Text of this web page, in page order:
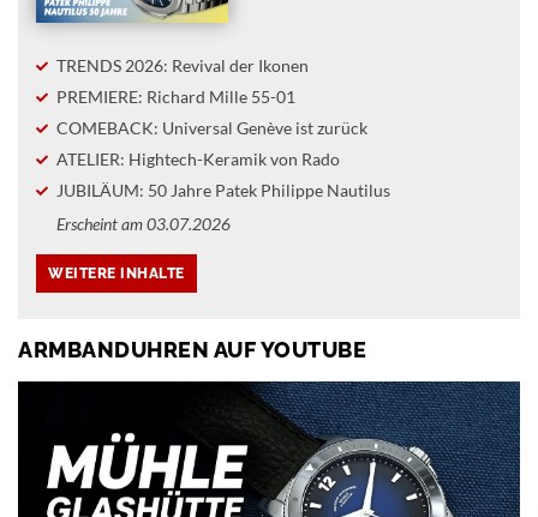
TRENDS 2026: Revival der Ikonen
PREMIERE: Richard Mille 55-01
COMEBACK: Universal Genève ist zurück
ATELIER: Hightech-Keramik von Rado
JUBILÄUM: 50 Jahre Patek Philippe Nautilus
Erscheint am 03.07.2026
ARMBANDUHREN AUF YOUTUBE